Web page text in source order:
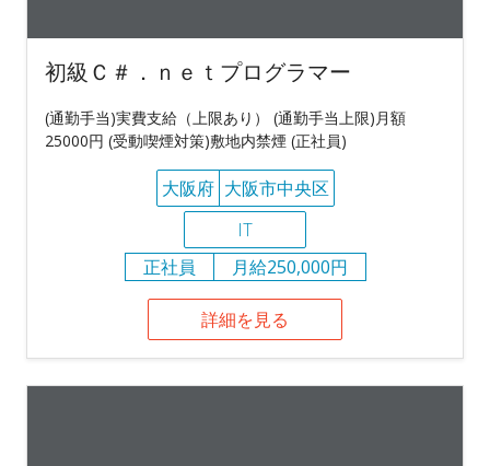
初級Ｃ＃．ｎｅｔプログラマー
(通勤手当)実費支給（上限あり） (通勤手当上限)月額
25000円 (受動喫煙対策)敷地内禁煙 (正社員)
大阪府 大阪市中央区
IT
正社員
月給250,000円
詳細を見る